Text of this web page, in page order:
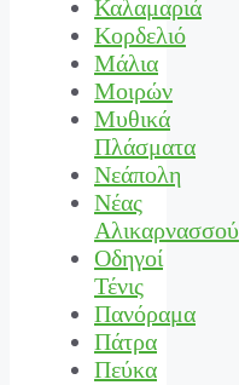
Καλαμαριά
Κορδελιό
Μάλια
Μοιρών
Μυθικά
Πλάσματα
Νεάπολη
Νέας
Αλικαρνασσού
Οδηγοί
Τένις
Πανόραμα
Πάτρα
Πεύκα